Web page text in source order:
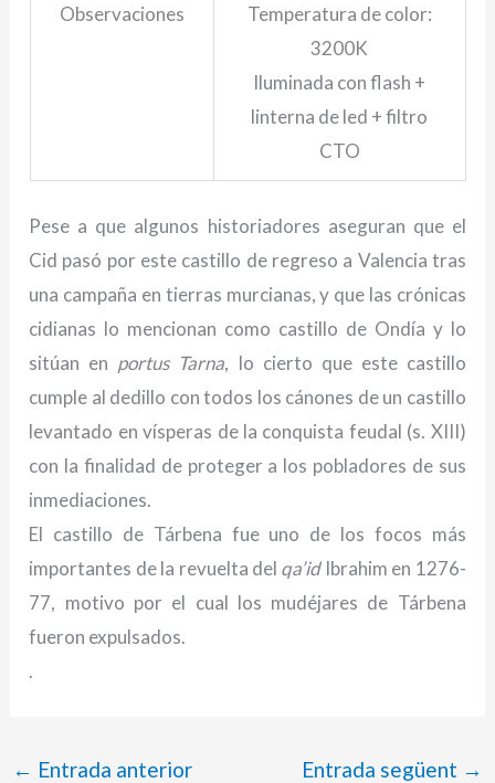
Observaciones
Temperatura de color:
3200K
Iluminada con flash +
linterna de led + filtro
CTO
Pese a que algunos historiadores aseguran que el
Cid pasó por este castillo de regreso a Valencia tras
una campaña en tierras murcianas, y que las crónicas
cidianas lo mencionan como castillo de Ondía y lo
sitúan en portus Tarna, lo cierto que este castillo
cumple al dedillo con todos los cánones de un castillo
levantado en vísperas de la conquista feudal (s. XIII)
con la finalidad de proteger a los pobladores de sus
inmediaciones.
El castillo de Tárbena fue uno de los focos más
importantes de la revuelta del qa’idIbrahim en 1276-
77, motivo por el cual los mudéjares de Tárbena
fueron expulsados.
.
← Entrada anterior Entrada següent →